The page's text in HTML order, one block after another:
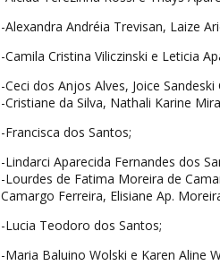
-Alexandra Andréia Trevisan, Laize
-Camila Cristina Viliczinski e Leticia
-Ceci dos Anjos Alves, Joice
-Cristiane da Silva, Nathali Karine
-Francisca dos Santos;
-Lindarci Aparecida Fernandes dos
-Lourdes de Fatima Moreira de
Camargo Ferreira, Elisiane Ap.
-Lucia Teodoro dos Santos;
-Maria Baluino Wolski e Karen Aline